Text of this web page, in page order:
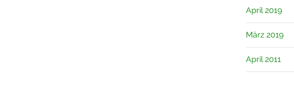
April 2019
März 2019
April 2011